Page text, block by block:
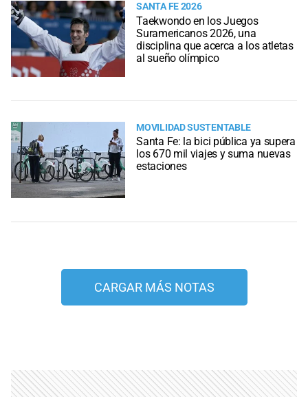
SANTA FE 2026
Taekwondo en los Juegos
Suramericanos 2026, una
disciplina que acerca a los atletas
al sueño olímpico
MOVILIDAD SUSTENTABLE
Santa Fe: la bici pública ya supera
los 670 mil viajes y suma nuevas
estaciones
CARGAR MÁS NOTAS